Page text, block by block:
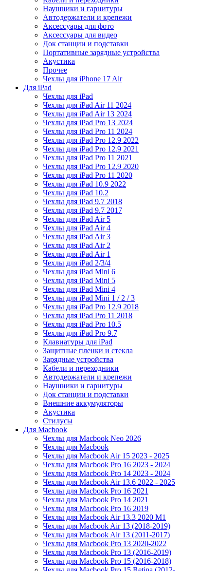
Наушники и гарнитуры
Автодержатели и крепежи
Аксессуары для фото
Аксессуары для видео
Док станции и подставки
Портативные зарядные устройства
Акустика
Прочее
Чехлы для iPhone 17 Air
Для iPad
Чехлы для iPad
Чехлы для iPad Air 11 2024
Чехлы для iPad Air 13 2024
Чехлы для iPad Pro 13 2024
Чехлы для iPad Pro 11 2024
Чехлы для iPad Pro 12.9 2022
Чехлы для iPad Pro 12.9 2021
Чехлы для iPad Pro 11 2021
Чехлы для iPad Pro 12.9 2020
Чехлы для iPad Pro 11 2020
Чехлы для iPad 10.9 2022
Чехлы для iPad 10.2
Чехлы для iPad 9.7 2018
Чехлы для iPad 9.7 2017
Чехлы для iPad Air 5
Чехлы для iPad Air 4
Чехлы для iPad Air 3
Чехлы для iPad Air 2
Чехлы для iPad Air 1
Чехлы для iPad 2/3/4
Чехлы для iPad Mini 6
Чехлы для iPad Mini 5
Чехлы для iPad Mini 4
Чехлы для iPad Mini 1 / 2 / 3
Чехлы для iPad Pro 12.9 2018
Чехлы для iPad Pro 11 2018
Чехлы для iPad Pro 10.5
Чехлы для iPad Pro 9.7
Клавиатуры для iPad
Защитные пленки и стекла
Зарядные устройства
Кабели и переходники
Автодержатели и крепежи
Наушники и гарнитуры
Док станции и подставки
Внешние аккумуляторы
Акустика
Стилусы
Для Macbook
Чехлы для Macbook Neo 2026
Чехлы для Macbook
Чехлы для Macbook Air 15 2023 - 2025
Чехлы для Macbook Pro 16 2023 - 2024
Чехлы для Macbook Pro 14 2023 - 2024
Чехлы для Macbook Air 13.6 2022 - 2025
Чехлы для Macbook Pro 16 2021
Чехлы для Macbook Pro 14 2021
Чехлы для Macbook Pro 16 2019
Чехлы для Macbook Air 13.3 2020 M1
Чехлы для Macbook Air 13 (2018-2019)
Чехлы для Macbook Air 13 (2011-2017)
Чехлы для Macbook Pro 13 2020-2022
Чехлы для Macbook Pro 13 (2016-2019)
Чехлы для Macbook Pro 15 (2016-2018)